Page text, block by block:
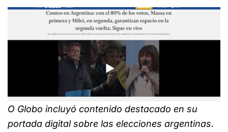
O Globo incluyó contenido destacado en su
portada digital sobre las elecciones argentinas.